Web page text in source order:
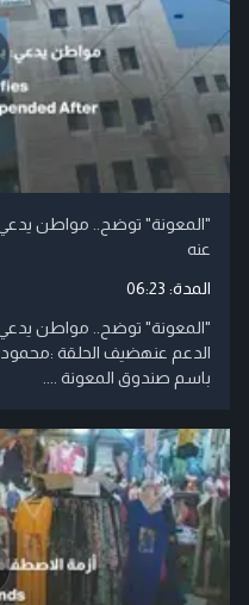
"المعونة" توضح.. مواطن يدعي:
عنه
المدة: 06:23
"المعونة" توضح.. مواطن يدعي:
الدعم عنهضيف الحلقة
باسم صندوق المعونة ....